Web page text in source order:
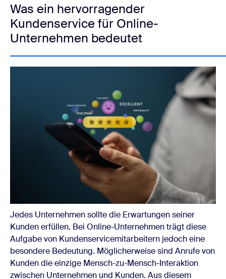
Was ein hervorragender
Kundenservice für Online-
Unternehmen bedeutet
Jedes Unternehmen sollte die Erwartungen seiner
Kunden erfüllen. Bei Online-Unternehmen trägt diese
Aufgabe von Kundenservicemitarbeitern jedoch eine
besondere Bedeutung. Möglicherweise sind Anrufe von
Kunden die einzige Mensch-zu-Mensch-Interaktion
zwischen Unternehmen und Kunden. Aus diesem